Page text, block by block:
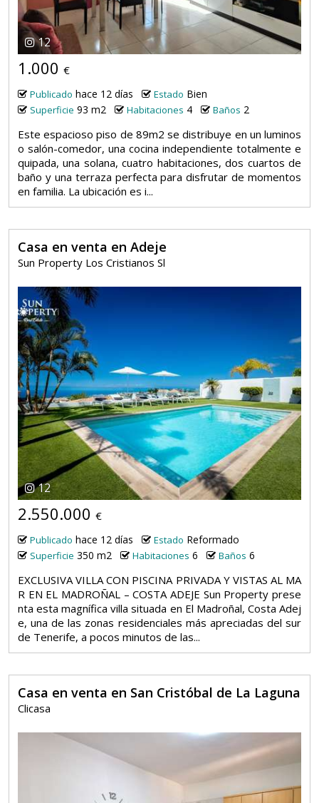
12
1.000 €
Publicado hace 12 días Estado Bien
Superficie 93 m2 Habitaciones 4 Baños 2
Este espacioso piso de 89m2 se distribuye en un luminos
o salón-comedor, una cocina independiente totalmente e
quipada, una solana, cuatro habitaciones, dos cuartos de
baño y una terraza perfecta para disfrutar de momentos
en familia. La ubicación es i...
Casa en venta en Adeje
Sun Property Los Cristianos Sl
12
2.550.000 €
Publicado hace 12 días Estado Reformado
Superficie 350 m2 Habitaciones 6 Baños 6
EXCLUSIVA VILLA CON PISCINA PRIVADA Y VISTAS AL MA
R EN EL MADROÑAL – COSTA ADEJE Sun Property prese
nta esta magnífica villa situada en El Madroñal, Costa Adej
e, una de las zonas residenciales más apreciadas del sur
de Tenerife, a pocos minutos de las...
Casa en venta en San Cristóbal de La Laguna
Clicasa